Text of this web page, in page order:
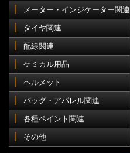
メーター・インジケーター関連
タイヤ関連
配線関連
ケミカル用品
ヘルメット
バッグ・アパレル関連
各種ペイント関連
その他